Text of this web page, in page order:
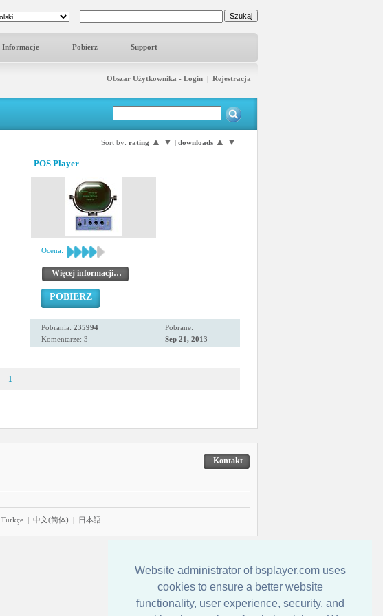
Website administrator of bsplayer.com uses
cookies to ensure a better website
functionality, user experience, security, and
Informacje Pobierz Support
Obszar Użytkownika - Login | Rejestracja
Sort by: rating ▲ ▼ | downloads ▲ ▼
POS Player
Ocena:
Więcej informacji…
POBIERZ
Pobrania: 235994
Komentarze: 3
Pobrane:
Sep 21, 2013
1
Kontakt
Türkçe | 中文(简体) | 日本語